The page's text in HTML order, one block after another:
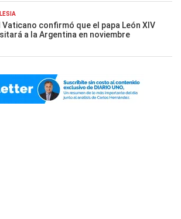
Vaticano confirmó que el papa León XIV
a la Argentina en noviembre